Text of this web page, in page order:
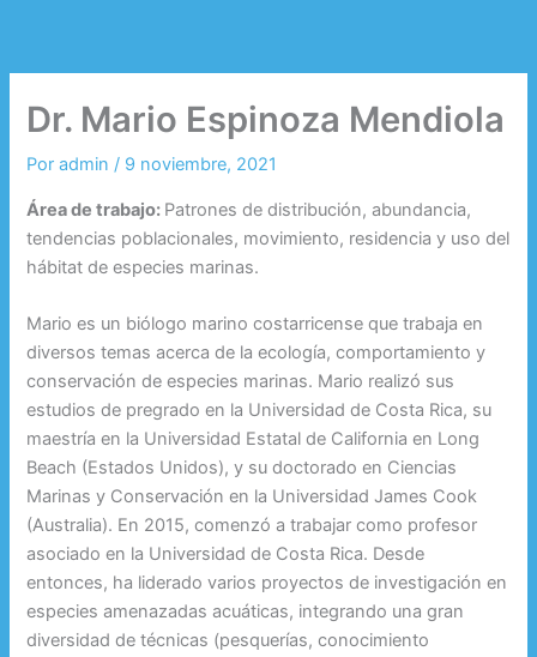
Dr. Mario Espinoza Mendiola
Poradmin / 9 noviembre, 2021
Área de trabajo: Patrones de distribución, abundancia,
tendencias poblacionales, movimiento, residencia y uso del
hábitat de especies marinas.
Mario es un biólogo marino costarricense que trabaja en
diversos temas acerca de la ecología, comportamiento y
conservación de especies marinas. Mario realizó sus
estudios de pregrado en la Universidad de Costa Rica, su
maestría en la Universidad Estatal de California en Long
Beach (Estados Unidos), y su doctorado en Ciencias
Marinas y Conservación en la Universidad James Cook
(Australia). En 2015, comenzó a trabajar como profesor
asociado en la Universidad de Costa Rica. Desde
entonces, ha liderado varios proyectos de investigación en
especies amenazadas acuáticas, integrando una gran
diversidad de técnicas (pesquerías, conocimiento